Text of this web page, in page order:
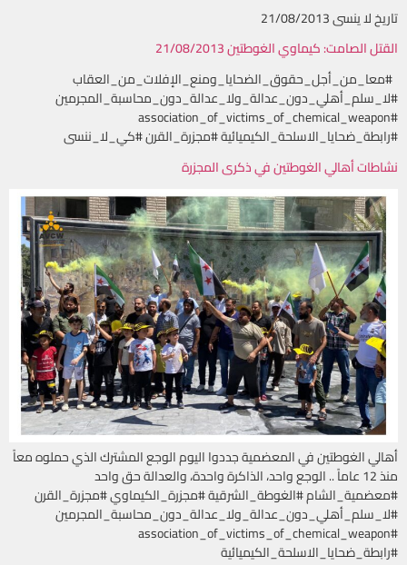
تاريخ لا ينسى 21/08/2013
القتل الصامت: كيماوي الغوطتين 21/08/2013
#معا_من_أجل_حقوق_الضحايا_ومنع_الإفلات_من_العقاب
#لا_سلم_أهلي_دون_عدالة_ولا_عدالة_دون_محاسبة_المجرمين
#association_of_victims_of_chemical_weapon
#رابطة_ضحايا_الاسلحة_الكيميائية #مجزرة_القرن #كي_لا_ننسى
نشاطات أهالي الغوطتين في ذكرى المجزرة
أهالي الغوطتين في المعضمية جددوا اليوم الوجع المشترك الذي حملوه معاً
منذ 12 عاماً .. الوجع واحد، الذاكرة واحدة، والعدالة حق واحد
#معضمية_الشام #الغوطة_الشرقية #مجزرة_الكيماوي #مجزرة_القرن
#لا_سلم_أهلي_دون_عدالة_ولا_عدالة_دون_محاسبة_المجرمين
#association_of_victims_of_chemical_weapon
#رابطة_ضحايا_الاسلحة_الكيميائية